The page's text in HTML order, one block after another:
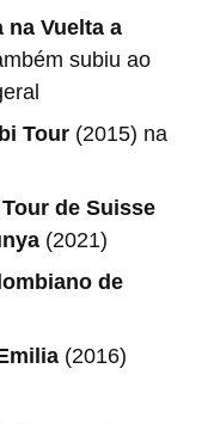
na Vuelta a
subiu ao
Tour (2015) na
Tour de Suisse
(2021)
de
(2016)